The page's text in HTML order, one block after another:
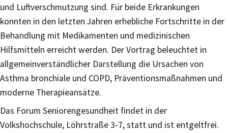
und Luftverschmutzung sind. Für beide Erkrankungen
konnten in den letzten Jahren erhebliche Fortschritte in der
Behandlung mit Medikamenten und medizinischen
Hilfsmitteln erreicht werden. Der Vortrag beleuchtet in
allgemeinverständlicher Darstellung die Ursachen von
Asthma bronchiale und COPD, Präventionsmaßnahmen und
moderne Therapieansätze.
Das Forum Seniorengesundheit findet in der
Volkshochschule, Löhrstraße 3-7, statt und ist entgeltfrei.